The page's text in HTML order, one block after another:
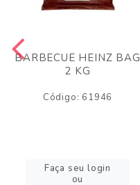
BARBECUE HEINZ BAG
2 KG
Código: 61946
Faça seu login
ou